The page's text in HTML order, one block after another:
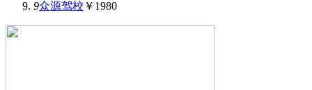
9众源驾校 ￥1980